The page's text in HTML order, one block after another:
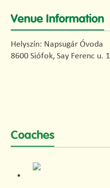
Venue Information
Helyszín: Napsugár Óvoda
8600 Siófok, Say Ferenc u. 1
Coaches